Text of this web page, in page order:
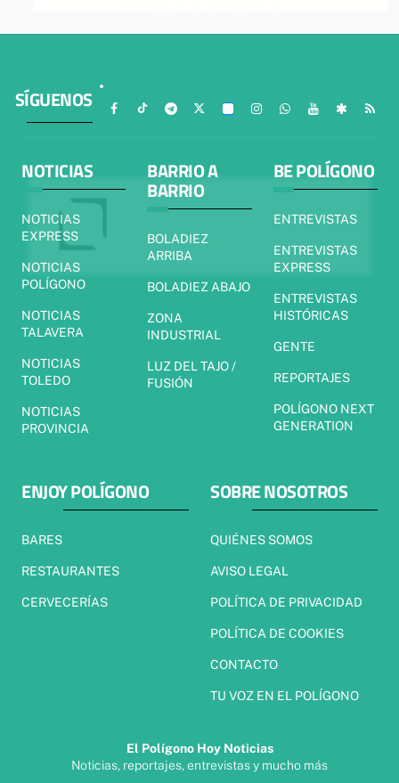
SÍGUENOS
NOTICIAS
NOTICIAS
EXPRESS
NOTICIAS
POLÍGONO
NOTICIAS
TALAVERA
NOTICIAS
TOLEDO
NOTICIAS
PROVINCIA
BARRIO A
BARRIO
BOLADIEZ
ARRIBA
BOLADIEZ ABAJO
ZONA
INDUSTRIAL
LUZ DEL TAJO /
FUSIÓN
BE POLÍGONO
ENTREVISTAS
ENTREVISTAS
EXPRESS
ENTREVISTAS
HISTÓRICAS
GENTE
REPORTAJES
POLÍGONO NEXT
GENERATION
ENJOY POLÍGONO
BARES
RESTAURANTES
CERVECERÍAS
SOBRE NOSOTROS
QUIÉNES SOMOS
AVISO LEGAL
POLÍTICA DE PRIVACIDAD
POLÍTICA DE COOKIES
CONTACTO
TU VOZ EN EL POLÍGONO
El Polígono Hoy Noticias
Noticias, reportajes, entrevistas y mucho más